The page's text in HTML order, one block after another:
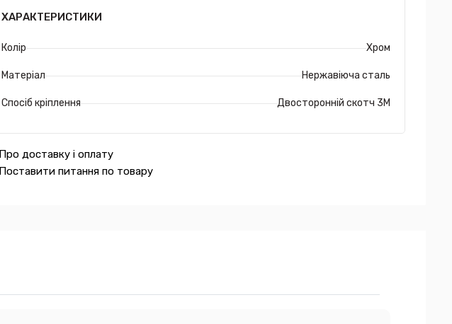
ХАРАКТЕРИСТИКИ
Колір Хром
Матеріал Нержавіюча сталь
Спосіб кріплення Двосторонній скотч 3М
Про доставку і оплату
Поставити питання по товару